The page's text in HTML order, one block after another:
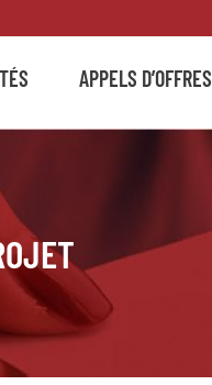
APPELS D’OFFRES